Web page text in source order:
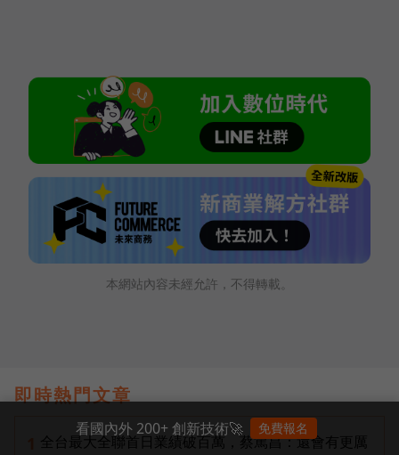
本網站內容未經允許，不得轉載。
即時熱門文章
全台最大全聯首日業績破百萬，蔡篤昌：還會有更厲
看國內外 200+ 創新技術🚀 免費報名